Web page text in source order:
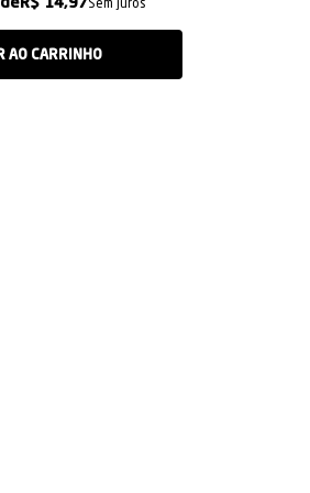
R$ 14,97Sem juros